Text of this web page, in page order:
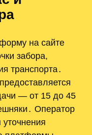
на сайте
забора,
транспорта․
— от 15 до 45
Оператор
уточнения